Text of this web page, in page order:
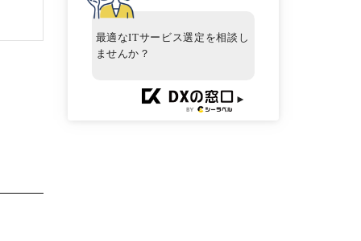
最適なITサービス選定を相談し
ませんか？
►